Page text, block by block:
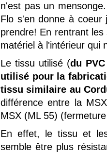
n'est pas un
Flo s'en donne à
prendre! En rentrant
matériel à l'intérieur qui
Le tissu utilisé (du
utilisé pour la
tissu similaire au
différence entre la
MSX (ML 55)
En effet, le tissu et
semble être plus